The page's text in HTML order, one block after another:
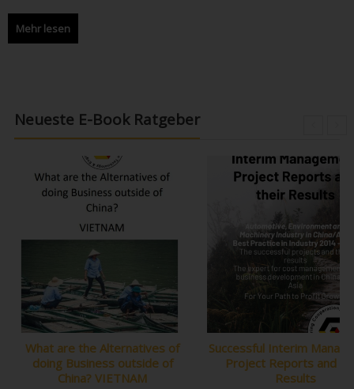
Mehr lesen
Neueste E-Book Ratgeber
What are the Alternatives of
doing Business outside of
China? VIETNAM
Successful Interim
Project Reports and
Results